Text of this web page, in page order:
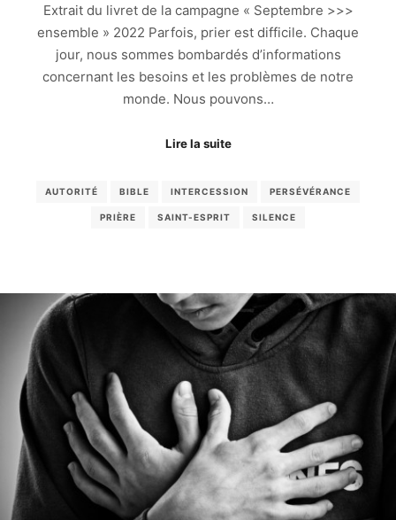
Extrait du livret de la campagne « Septembre >>>
ensemble » 2022 Parfois, prier est difficile. Chaque
jour, nous sommes bombardés d’informations
concernant les besoins et les problèmes de notre
monde. Nous pouvons…
Lire la suite
AUTORITÉ BIBLE INTERCESSION PERSÉVÉRANCE
PRIÈRE SAINT-ESPRIT SILENCE